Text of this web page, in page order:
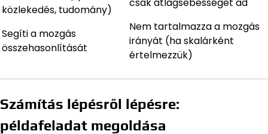
közlekedés, tudomány)
Segíti a mozgás
összehasonlítását
Nem tartalmazza a mozgás
irányát (ha skalárként
értelmezzük)
Számítás lépésről lépésre:
példafeladat megoldása